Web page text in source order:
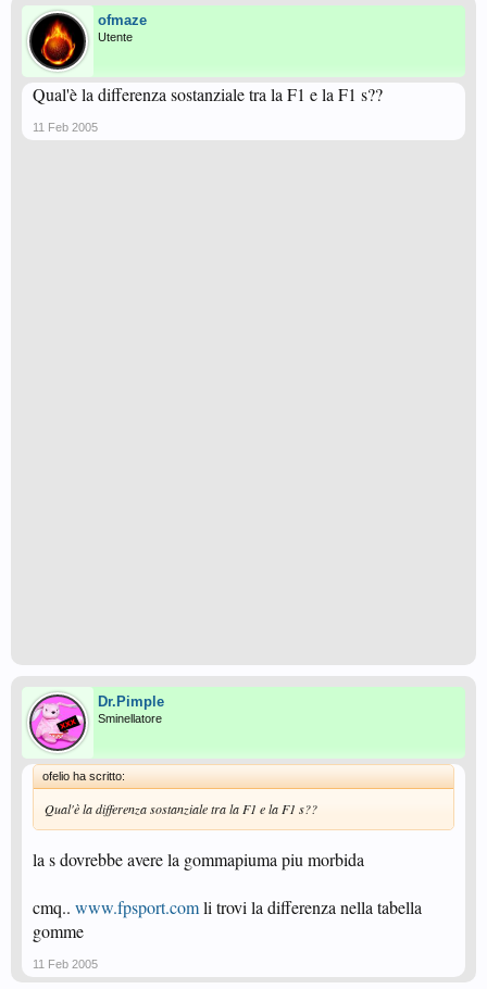
ofmaze
Utente
Qual'è la differenza sostanziale tra la F1 e la F1 s??
11 Feb 2005
Dr.Pimple
Sminellatore
ofelio ha scritto:
Qual'è la differenza sostanziale tra la F1 e la F1 s??
la s dovrebbe avere la gommapiuma piu morbida
cmq.. www.fpsport.comli trovi la differenza nella tabella
gomme
11 Feb 2005